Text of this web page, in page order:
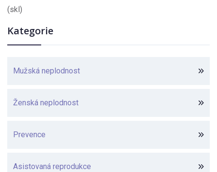
(skl)
Kategorie
Mužská neplodnost
Ženská neplodnost
Prevence
Asistovaná reprodukce